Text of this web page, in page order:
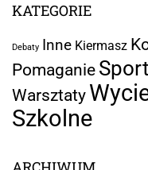
KATEGORIE
Debaty Inne Kiermasz
Pomaganie Sport
Warsztaty
Szkolne